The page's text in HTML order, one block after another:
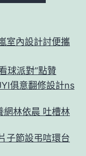
室內設計討便攜
球派對”點贊
俱意翻修設計ns
網林依晨 吐槽林
子節設弔唁環台